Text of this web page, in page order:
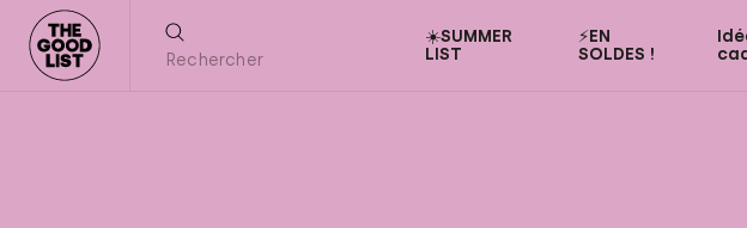
☀️SUMMER
LIST
⚡️EN
SOLDES !